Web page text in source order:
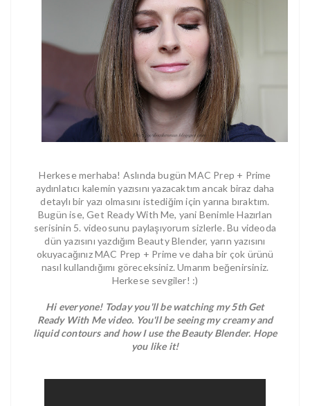
Herkese merhaba! Aslında bugün MAC Prep + Prime
aydınlatıcı kalemin yazısını yazacaktım ancak biraz daha
detaylı bir yazı olmasını istediğim için yarına bıraktım.
Bugün ise, Get Ready With Me, yani Benimle Hazırlan
serisinin 5. videosunu paylaşıyorum sizlerle. Bu videoda
dün yazısını yazdığım Beauty Blender, yarın yazısını
okuyacağınız MAC Prep + Prime ve daha bir çok ürünü
nasıl kullandığımı göreceksiniz. Umarım beğenirsiniz.
Herkese sevgiler! :)
Hi everyone! Today you'll be watching my 5th Get
Ready With Me video. You'll be seeing my creamy and
liquid contours and how I use the Beauty Blender. Hope
you like it!